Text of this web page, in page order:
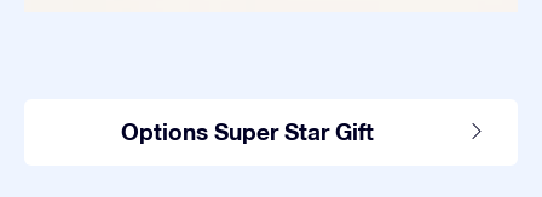
Options Super Star Gift